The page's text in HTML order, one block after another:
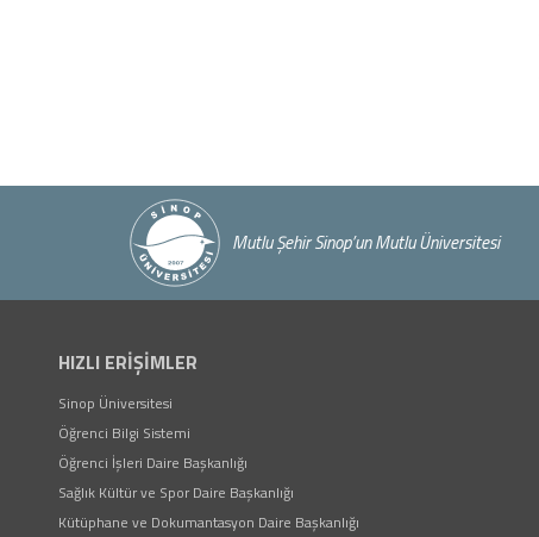
Mutlu Şehir Sinop’un Mutlu Üniversitesi
HIZLI ERİŞİMLER
Sinop Üniversitesi
Öğrenci Bilgi Sistemi
Öğrenci İşleri Daire Başkanlığı
Sağlık Kültür ve Spor Daire Başkanlığı
Kütüphane ve Dokumantasyon Daire Başkanlığı